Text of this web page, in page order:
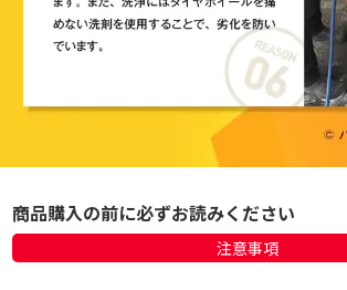
商品購入の前に必ずお読みください
注意事項